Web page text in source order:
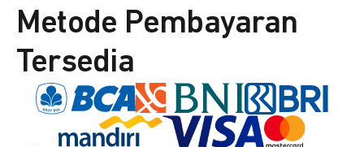
Metode Pembayaran
Tersedia